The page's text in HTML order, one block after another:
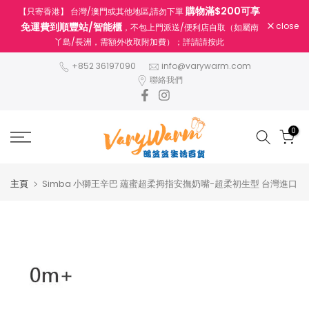
【只寄香港】 台灣/澳門或其他地區,請勿下單購物滿$200可享
免運費到順豐站/智能櫃，不包上門派送/便利店自取（如屬南
丫島/長洲，需額外收取附加費）；詳請請按此
close
+852 36197090
info@varywarm.com
聯絡我們
0
主頁 Simba 小獅王辛巴 蘊蜜超柔拇指安撫奶嘴-超柔初生型 台灣進口